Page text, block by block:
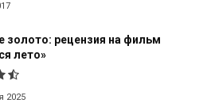
золото: рецензия на фильм
лето»
2025